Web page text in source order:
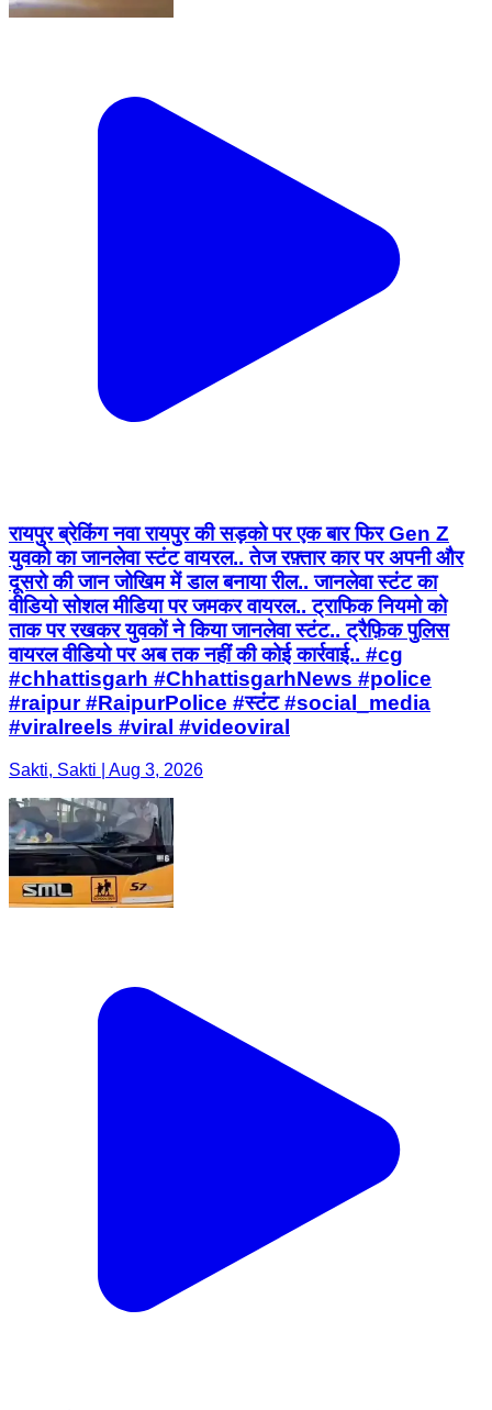
रायपुर ब्रेकिंग नवा रायपुर की सड़को पर एक बार फिर Gen Z
युवको का जानलेवा स्टंट वायरल.. तेज रफ़्तार कार पर अपनी और
दूसरो की जान जोखिम में डाल बनाया रील.. जानलेवा स्टंट का
वीडियो सोशल मीडिया पर जमकर वायरल.. ट्राफिक नियमो को
ताक पर रखकर युवकों ने किया जानलेवा स्टंट.. ट्रैफ़िक पुलिस
वायरल वीडियो पर अब तक नहीं की कोई कार्रवाई.. #cg
#chhattisgarh #ChhattisgarhNews #police
#raipur #RaipurPolice #स्टंट #social_media
#viralreels #viral #videoviral
Sakti, Sakti | Aug 3, 2026